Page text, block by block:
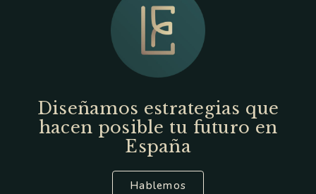
Diseñamos estrategias que
hacen posible tu futuro en
España
Hablemos